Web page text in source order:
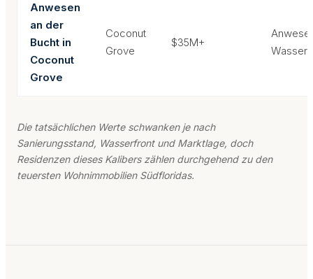
Anwesen
an der
Bucht in
Coconut
Grove
Coconut
Grove
$35M+
Wasser
Die tatsächlichen Werte schwanken je nach
Sanierungsstand, Wasserfront und Marktlage, doch
Residenzen dieses Kalibers zählen durchgehend zu den
teuersten Wohnimmobilien Südfloridas.